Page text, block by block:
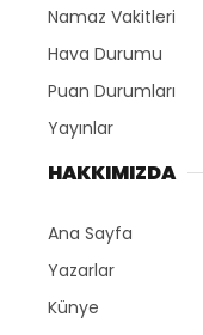
Namaz Vakitleri
Hava Durumu
Puan Durumları
Yayınlar
HAKKIMIZDA
Ana Sayfa
Yazarlar
Künye